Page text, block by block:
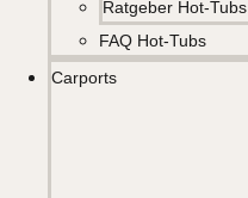
Ratgeber Hot-Tubs
FAQ Hot-Tubs
Carports